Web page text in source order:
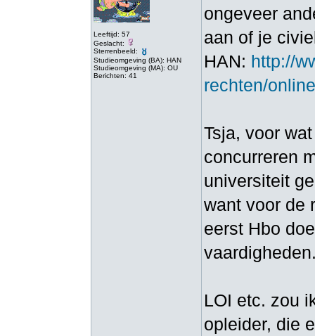
Leeftijd: 57
Geslacht:
Sterrenbeeld:
Studieomgeving (BA): HAN
Studieomgeving (MA): OU
Berichten: 41
ongeveer
aan of je
HAN: http://
rechten/
Tsja, voor
concurreren
universiteit
want voor de
eerst Hbo
LOI etc. zou
opleider, die